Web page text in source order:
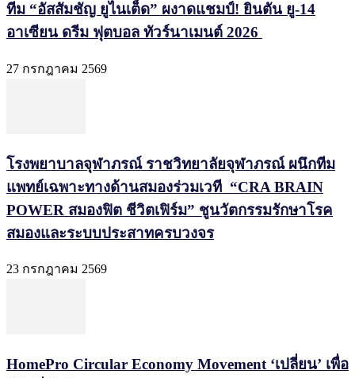
ทีม “อัสสัมชัญ ยูไนเต็ด” ผงาดแชมป์! ยินตัน ยู-14
อาเซียน ดรีม ฟุตบอล ทัวร์นาเมนต์ 2026
27 กรกฎาคม 2569
โรงพยาบาลจุฬาภรณ์ ราชวิทยาลัยจุฬาภรณ์ ผนึกทีม
แพทย์เฉพาะทางด้านสมองร่วมเวที “CRA BRAIN
POWER สมองฟิต ชีวิตเฟิร์ม” ชูนวัตกรรมรักษาโรค
สมองและระบบประสาทครบวงจร
23 กรกฎาคม 2569
HomePro Circular Economy Movement ‘เปลี่ยน’ เพื่อ